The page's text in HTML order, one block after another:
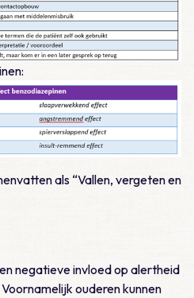
als “Vallen, vergeten en
negatieve invloed op alertheid
ouderen kunnen